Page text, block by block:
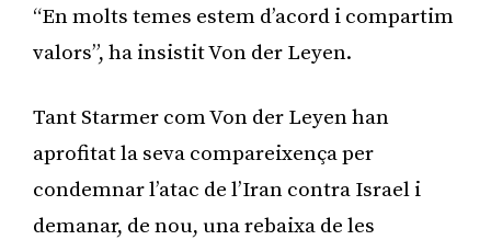
“En molts temes estem d’acord i compartim
valors”, ha insistit Von der Leyen.
Tant Starmer com Von der Leyen han
aprofitat la seva compareixença per
condemnar l’atac de l’Iran contra Israel i
demanar, de nou, una rebaixa de les